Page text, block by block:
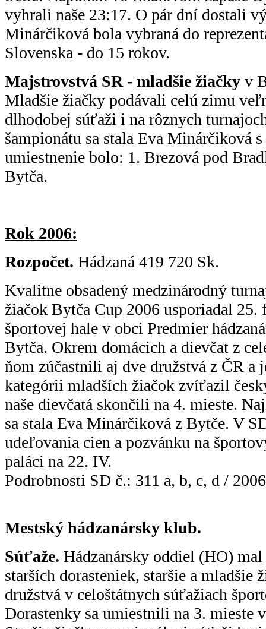
vyhrali naše 23:17. O pár dní dostali
Minárčiková bola vybraná do
Slovenska - do 15 rokov.
Majstrovstvá SR - mladšie žiačky v
Mladšie žiačky podávali celú zimu
dlhodobej súťaži i na rôznych
šampionátu sa stala Eva Minárčiková
umiestnenie bolo: 1. Brezová pod
Bytča.
Rok 2006:
Rozpočet. Hádzaná 419 720 Sk.
Kvalitne obsadený medzinárodný
žiačok Bytča Cup 2006 usporiadal 25.
športovej hale v obci Predmier
Bytča. Okrem domácich a dievčat z
ňom zúčastnili aj dve družstvá z ČR a
kategórii mladších žiačok zvíťazil
naše dievčatá skončili na 4. mieste.
sa stala Eva Minárčiková z Bytče. V
udeľovania cien a pozvánku na
paláci na 22. IV.
Podrobnosti SD č.: 311 a, b, c, d / 2006
Mestský hádzanársky klub.
Súťaže. Hádzanársky oddiel (HO)
starších dorasteniek, staršie a mladšie
družstvá v celoštátnych súťažiach
Dorastenky sa umiestnili na 3. mieste